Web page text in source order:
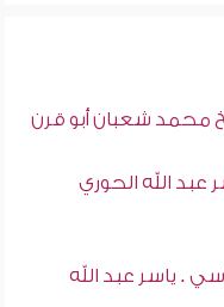
محمد شعبان أبو قرن
عبد الله الحوري
. ياسر عبد الله